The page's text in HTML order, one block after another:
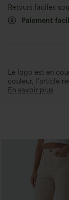
Retours faciles
Paiement
Le logo est en
couleur, l’article
En savoir plus